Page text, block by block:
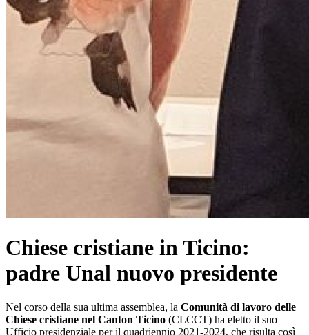
Chiese cristiane in Ticino:
padre Unal nuovo presidente
Nel corso della sua ultima assemblea, la Comunità di lavoro delle
Chiese cristiane nel Canton Ticino (CLCCT) ha eletto il suo
Ufficio presidenziale per il quadriennio 2021-2024, che risulta così